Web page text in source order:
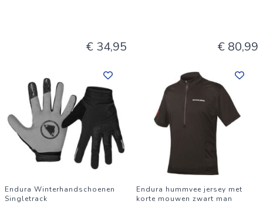
€ 34,95 € 80,99
Endura Winterhandschoenen
Singletrack
Endura hummvee jersey met
korte mouwen zwart man